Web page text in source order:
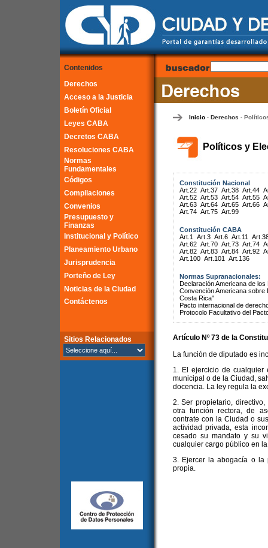
Contenidos
Derechos
Acceso a la Justicia
Boletín Oficial
Leyes CABA
Decretos CABA
Resoluciones CABA
Normas
Fundamentales
Códigos
Compilaciones
Convenios
Presupuesto y
Finanzas
Institucional y Político
Planeamiento Urbano
Jurisprudencia
Porteño de Ley
Noticias de la Ciudad
Contáctenos
Sitios Relacionados
Inicio- Derechos -
Políticos y
Constitución Nacional
Art.22 Art.37 Art.38 Art.44
Art.52 Art.53 Art.54 Art.55
Art.63 Art.64 Art.65 Art.66
Art.74 Art.75 Art.99
Constitución CABA
Art.1
Art.3 Art.6 Art.11
Art.62 Art.70 Art.73 Art.74
Art.82 Art.83 Art.84 Art.92
Art.100 Art.101 Art.136
Normas Supranacionales:
Declaración Americana de
Convención Americana
Costa Rica"
Pacto internacional de
Protocolo Facultativo del
Artículo Nº 73 de la
La función de diputado es
1. El ejercicio de cualquier
municipal o de la Ciudad,
docencia. La ley regula la
2. Ser propietario,
otra función rectora, de
contrate con la Ciudad o
actividad privada, esta
cesado su mandato y su
cualquier cargo público en
3. Ejercer la abogacía o la
propia.